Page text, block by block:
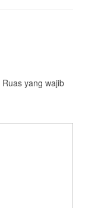
Ruas yang wajib